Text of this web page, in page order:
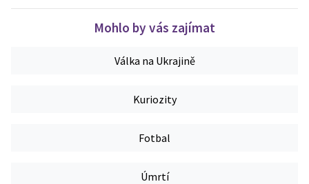
Mohlo by vás zajímat
Válka na Ukrajině
Kuriozity
Fotbal
Úmrtí